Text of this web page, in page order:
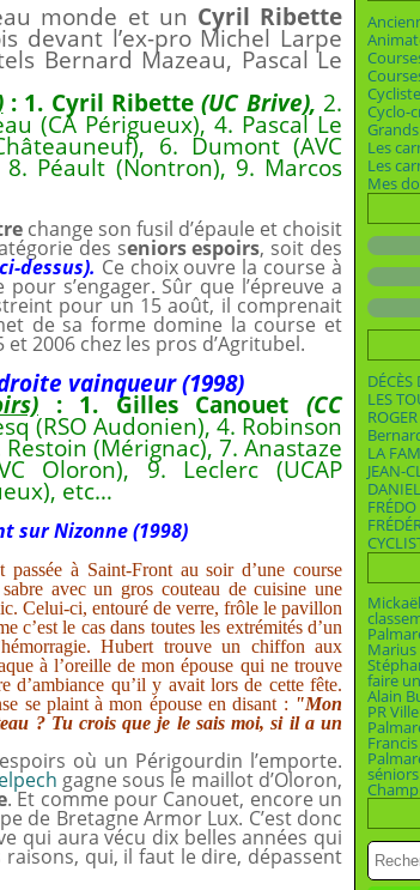
monde et un Cyril Ribette
devant l’ex-pro Michel Larpe
Bernard Mazeau, Pascal Le
: 1. Cyril Ribette(UC Brive), 2.
(CA Périgueux), 4. Pascal Le
6. Dumont (AVC
8. Péault (Nontron), 9. Marcos
change son fusil d’épaule et choisit
des seniors espoirs, soit des
dessus). Ce choix ouvre la course à
s’engager. Sûr que l’épreuve a
pour un 15 août, il comprenait
de sa forme domine la course et
2006 chez les pros d’Agritubel.
vainqueur (1998)
: 1. Gilles Canouet(CC
(RSO Audonien), 4. Robinson
(Mérignac), 7. Anastaze
Oloron), 9. Leclerc (UCAP
etc…
sur Nizonne (1998)
passée à Saint-Front au soir d’une course
avec un gros couteau de cuisine une
Celui-ci, entouré de verre, frôle le pavillon
c’est le cas dans toutes les extrémités d’un
Hubert trouve un chiffon aux
à l’oreille de mon épouse qui ne trouve
d’ambiance qu’il y avait lors de cette fête.
se plaint à mon épouse en disant : "Mon
? Tu crois que je le sais moi, si il a un
où un Périgourdin l’emporte.
gagne sous le maillot d’Oloron,
. Et comme pour Canouet, encore un
de Bretagne Armor Lux. C’est donc
qui aura vécu dix belles années qui
qui, il faut le dire, dépassent
Cyclo-
Les
Les
Mes
DÉCÈS
LES
LA
JEAN-
faire
Alain
PR
séniors